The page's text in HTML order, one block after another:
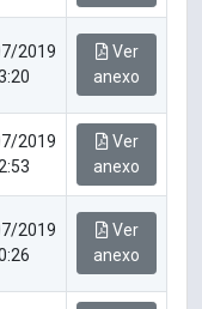
2019
Ver
anexo
2019
Ver
anexo
2019
Ver
anexo